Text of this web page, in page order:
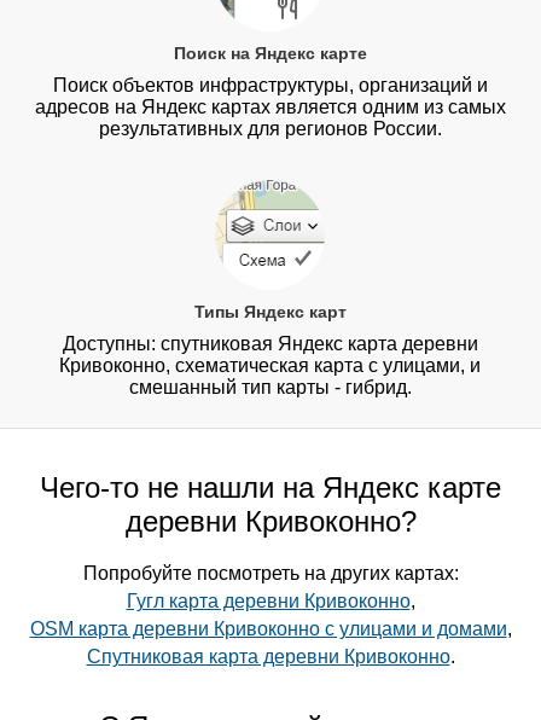
Поиск на Яндекс карте
Поиск объектов инфраструктуры, организаций и
адресов на Яндекс картах является одним из самых
результативных для регионов России.
Типы Яндекс карт
Доступны: спутниковая Яндекс карта деревни
Кривоконно, схематическая карта с улицами, и
смешанный тип карты - гибрид.
Чего-то не нашли на Яндекс карте
деревни Кривоконно?
Попробуйте посмотреть на других картах:
Гугл карта деревни Кривоконно,
OSM карта деревни Кривоконно с улицами и домами,
Спутниковая карта деревни Кривоконно.